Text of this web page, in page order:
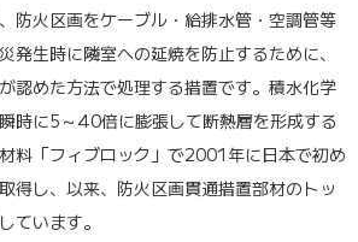
防火区画をケーブル・給排水管・空調管等
発生時に隣室への延焼を防止するために、
認めた方法で処理する措置です。積水化学
時に5～40倍に膨張して断熱層を形成する
料「フィブロック」で2001年に日本で初め
得し、以来、防火区画貫通措置部材のトッ
ています。